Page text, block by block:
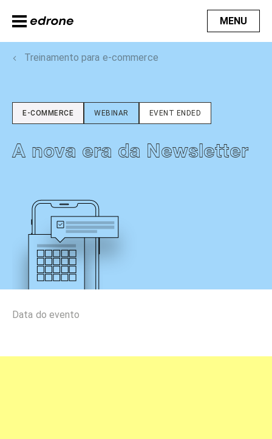
MENU
Treinamento para e-commerce
E-COMMERCE WEBINAR EVENT ENDED
A nova era da Newsletter
Data do evento